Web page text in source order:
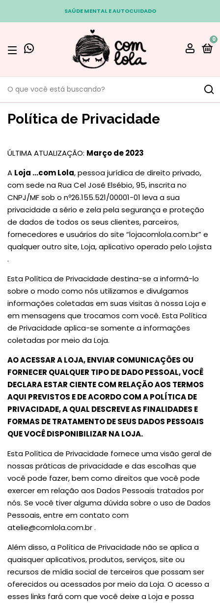
SAÚDE MENTAL E AUTOCUIDADO
0
Política de Privacidade
ÚLTIMA ATUALIZAÇÃO: Março de 2023
A Loja ...com Lola, pessoa jurídica de direito privado,
com sede na Rua Cel José Elsébio, 95, inscrita no
CNPJ/MF sob o nº26.155.521/00001-01 leva a sua
privacidade a sério e zela pela segurança e proteção
de dados de todos os seus clientes, parceiros,
fornecedores e usuários do site “lojacomlola.com.br” e
qualquer outro site, Loja, aplicativo operado pelo Lojista
.
Esta Política de Privacidade destina-se a informá-lo
sobre o modo como nós utilizamos e divulgamos
informações coletadas em suas visitas à nossa Loja e
em mensagens que trocamos com você. Esta Política
de Privacidade aplica-se somente a informações
coletadas por meio da Loja.
AO ACESSAR A LOJA, ENVIAR COMUNICAÇÕES OU
FORNECER QUALQUER TIPO DE DADO PESSOAL, VOCÊ
DECLARA ESTAR CIENTE COM RELAÇÃO AOS TERMOS
AQUI PREVISTOS E DE ACORDO COM A POLÍTICA DE
PRIVACIDADE, A QUAL DESCREVE AS FINALIDADES E
FORMAS DE TRATAMENTO DE SEUS DADOS PESSOAIS
QUE VOCÊ DISPONIBILIZAR NA LOJA.
Esta Política de Privacidade fornece uma visão geral de
nossas práticas de privacidade e das escolhas que
você pode fazer, bem como direitos que você pode
exercer em relação aos Dados Pessoais tratados por
nós. Se você tiver alguma dúvida sobre o uso de Dados
Pessoais, entre em contato com
atelie@comlola.com.br.
Além disso, a Política de Privacidade não se aplica a
quaisquer aplicativos, produtos, serviços, site ou
recursos de mídia social de terceiros que possam ser
oferecidos ou acessados por meio da Loja. O acesso a
esses links fará com que você deixe a Loja e possa